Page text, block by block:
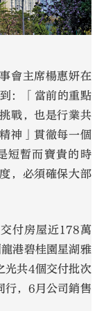
會主席楊惠妍在
：「當前的重點
戰，也是行業共
神」貫徹每一個
短暫而寶貴的時
，必須確保大部
付房屋近178萬
港碧桂園星湖雅
光共4個交付批次
行，6月公司銷售